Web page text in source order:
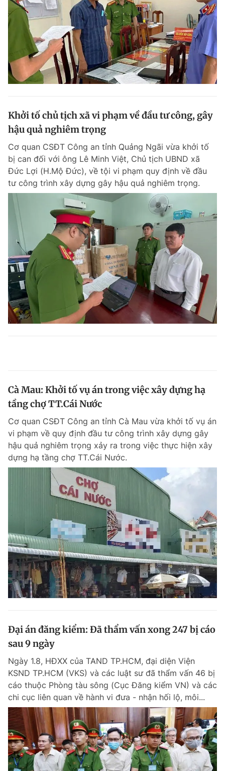
Khởi tố chủ tịch xã vi phạm về đầu tư công, gây
hậu quả nghiêm trọng
Cơ quan CSĐT Công an tỉnh Quảng Ngãi vừa khởi tố
bị can đối với ông Lê Minh Việt, Chủ tịch UBND xã
Đức Lợi (H.Mộ Đức), về tội vi phạm quy định về đầu
tư công trình xây dựng gây hậu quả nghiêm trọng.
Cà Mau: Khởi tố vụ án trong việc xây dựng hạ
tầng chợ TT.Cái Nước
Cơ quan CSĐT Công an tỉnh Cà Mau vừa khởi tố vụ án
vi phạm về quy định đầu tư công trình xây dựng gây
hậu quả nghiêm trọng xảy ra trong việc thực hiện xây
dựng hạ tầng chợ TT.Cái Nước.
Đại án đăng kiểm: Đã thẩm vấn xong 247 bị cáo
sau 9 ngày
Ngày 1.8, HĐXX của TAND TP.HCM, đại diện Viện
KSND TP.HCM (VKS) và các luật sư đã thẩm vấn 46 bị
cáo thuộc Phòng tàu sông (Cục Đăng kiểm VN) và các
chi cục liên quan về hành vi đưa - nhận hối lộ, môi...